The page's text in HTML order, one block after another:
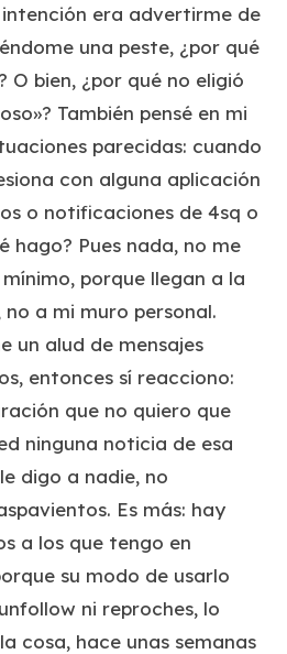
intención era advertirme de
una peste, ¿por qué
O bien, ¿por qué no eligió
También pensé en mi
parecidas: cuando
con alguna aplicación
o notificaciones de 4sq o
hago? Pues nada, no me
porque llegan a la
a mi muro personal.
un alud de mensajes
entonces sí reacciono:
que no quiero que
ninguna noticia de esa
digo a nadie, no
Es más: hay
a los que tengo en
su modo de usarlo
ni reproches, lo
cosa, hace unas semanas